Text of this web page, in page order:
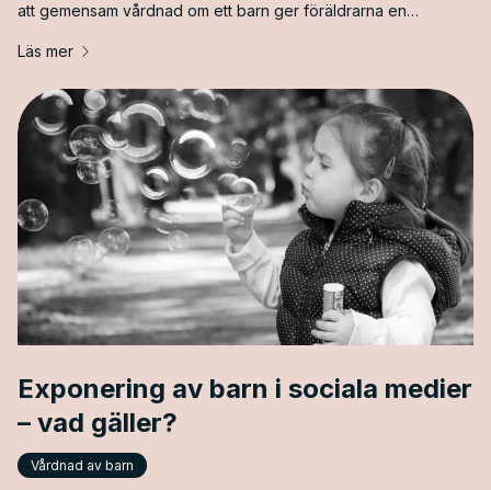
att gemensam vårdnad om ett barn ger föräldrarna en
är dock inte fallet.
Läs mer
Exponering av barn i sociala medier
– vad gäller?
Vårdnad av barn